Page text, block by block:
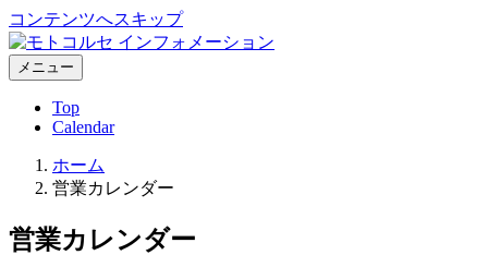
コンテンツへスキップ
メニュー
Top
Calendar
ホーム
営業カレンダー
営業カレンダー